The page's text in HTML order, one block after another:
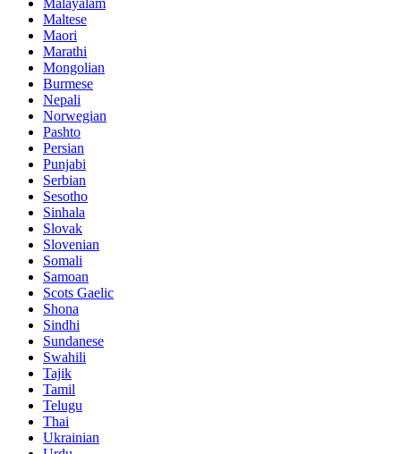
Maltese
Maori
Marathi
Mongolian
Burmese
Nepali
Norwegian
Pashto
Persian
Punjabi
Serbian
Sesotho
Sinhala
Slovak
Slovenian
Somali
Samoan
Scots Gaelic
Shona
Sindhi
Sundanese
Swahili
Tajik
Tamil
Telugu
Thai
Ukrainian